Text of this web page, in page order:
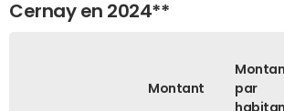
Cernay en 2024**
Montant
par